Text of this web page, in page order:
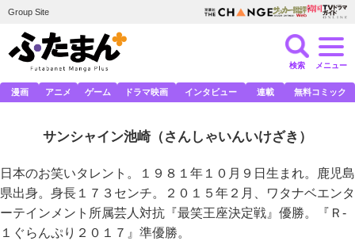
Group Site
検索 メニュー
漫画 アニメ ゲーム ドラマ映画 インタビュー 連載 無料コミック
サンシャイン池崎（さんしゃいんいけざき）
日本のお笑いタレント。１９８１年１０月９日生まれ。鹿児島
県出身。身長１７３センチ。２０１５年２月、ワタナベエンタ
ーテインメント所属芸人対抗『最笑王座決定戦』優勝。『Ｒ-
１ぐらんぷり２０１７』準優勝。